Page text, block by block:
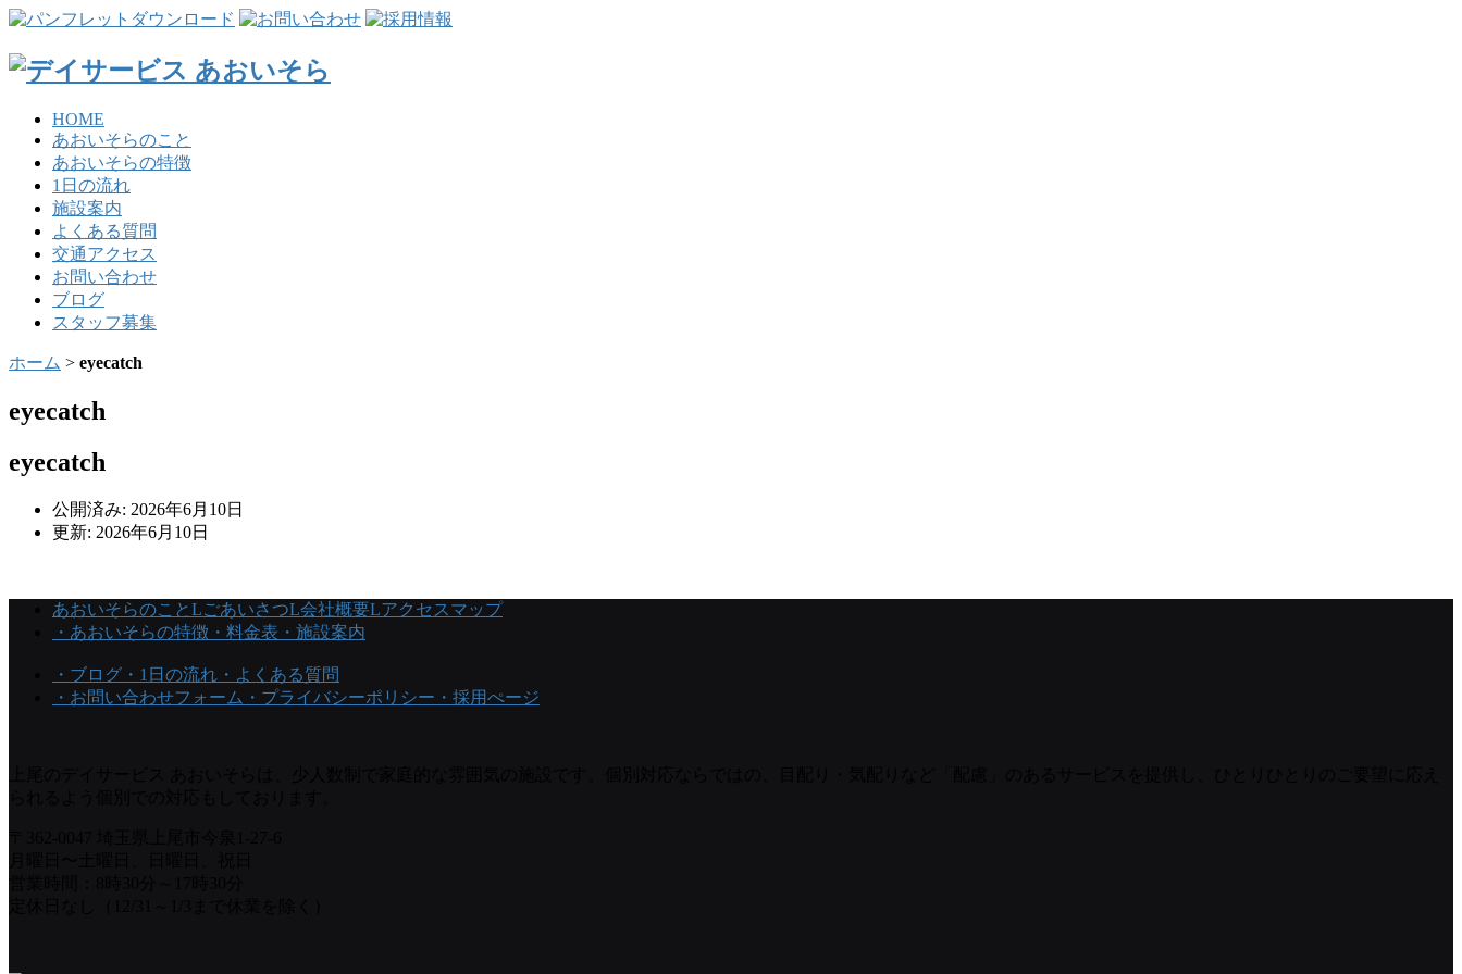
HOME
あおいそらのこと
あおいそらの特徴
1日の流れ
施設案内
よくある質問
交通アクセス
お問い合わせ
ブログ
スタッフ募集
ホーム > eyecatch
eyecatch
eyecatch
公開済み: 2026年6月10日
更新: 2026年6月10日
あおいそらのことLごあいさつL会社概要Lアクセスマップ
・あおいそらの特徴 ・料金表 ・施設案内
・ブログ ・1日の流れ ・よくある質問
・お問い合わせフォーム ・プライバシーポリシー ・採用ぺージ